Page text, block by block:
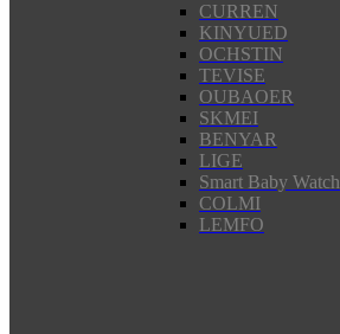
CURREN
KINYUED
OCHSTIN
TEVISE
OUBAOER
SKMEI
BENYAR
LIGE
Smart Baby Watch
COLMI
LEMFO